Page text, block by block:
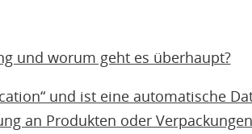
und worum geht es überhaupt?
und ist eine automatische
an Produkten oder